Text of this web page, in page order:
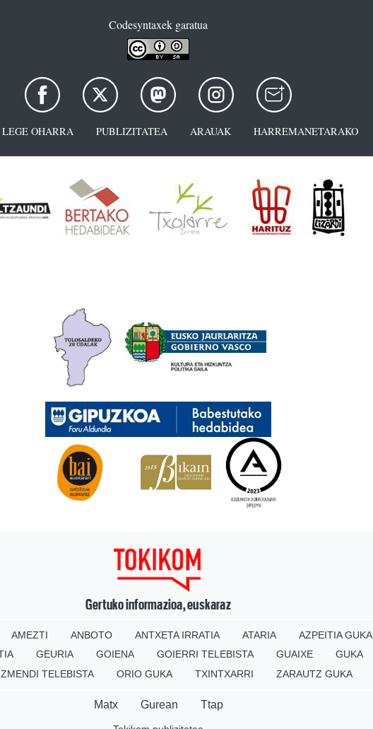
Codesyntaxek garatua
LEGE OHARRA PUBLIZITATEA ARAUAK HARREMANETARAKO
Gertuko informazioa, euskaraz
AMEZTI ANBOTO ANTXETA IRRATIA ATARIA AZPEITIA GUKA
GEURIA GOIENA GOIERRI TELEBISTA GUAIXE GUKA
TELEBISTA ORIO GUKA TXINTXARRI ZARAUTZ GUKA
Matx Gurean Ttap